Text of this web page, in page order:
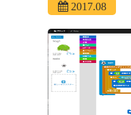
2017.08